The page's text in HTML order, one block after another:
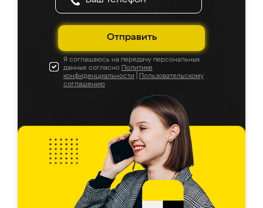
Отправить
Я соглашаюсь на передачу персональных
данных согласно Политике
конфиденциальности
Пользовательскому
соглашению